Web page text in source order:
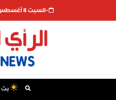
-السبت 8 أغسطس, 2026
بث